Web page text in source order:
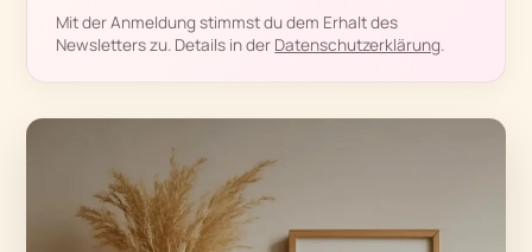
Mit der Anmeldung stimmst du dem Erhalt des
Newsletters zu. Details in der Datenschutzerklärung.